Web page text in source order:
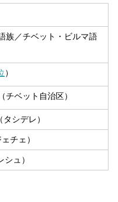
族／チベット・ビルマ語
）
（チベット自治区）
シデレ）
チェ）
シュ）